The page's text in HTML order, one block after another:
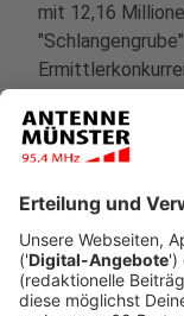
mit 12,16
mit dem Fall
Zuschauer
Anzeige